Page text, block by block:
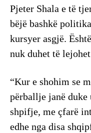
Pjeter Shala e të
bëjë bashkë
kursyer asgjë.
nuk duhet të
“Kur e shohim se
përballje janë
shpifje, me çfarë
edhe nga disa